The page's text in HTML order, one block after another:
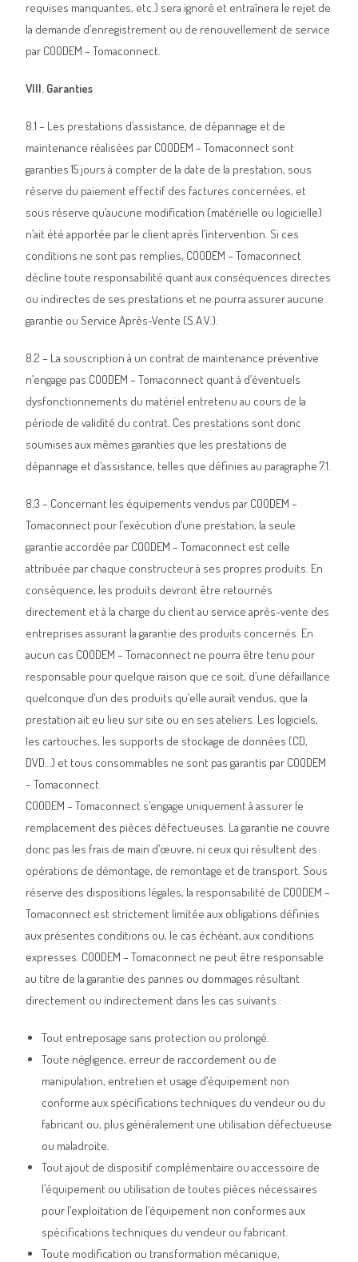
requises manquantes, etc.) sera ignoré et entraînera le rejet de
la demande d’enregistrement ou de renouvellement de service
par COODEM – Tomaconnect.
VIII. Garanties
8.1 – Les prestations d’assistance, de dépannage et de
maintenance réalisées par COODEM – Tomaconnect sont
garanties 15 jours à compter de la date de la prestation, sous
réserve du paiement effectif des factures concernées, et
sous réserve qu’aucune modification (matérielle ou logicielle)
n’ait été apportée par le client après l’intervention. Si ces
conditions ne sont pas remplies, COODEM – Tomaconnect
décline toute responsabilité quant aux conséquences directes
ou indirectes de ses prestations et ne pourra assurer aucune
garantie ou Service Après-Vente (S.A.V.).
8.2 – La souscription à un contrat de maintenance préventive
n’engage pas COODEM – Tomaconnect quant à d’éventuels
dysfonctionnements du matériel entretenu au cours de la
période de validité du contrat. Ces prestations sont donc
soumises aux mêmes garanties que les prestations de
dépannage et d’assistance, telles que définies au paragraphe 7.1.
8.3 – Concernant les équipements vendus par COODEM –
Tomaconnect pour l’exécution d’une prestation, la seule
garantie accordée par COODEM – Tomaconnect est celle
attribuée par chaque constructeur à ses propres produits. En
conséquence, les produits devront être retournés
directement et à la charge du client au service après-vente des
entreprises assurant la garantie des produits concernés. En
aucun cas COODEM – Tomaconnect ne pourra être tenu pour
responsable pour quelque raison que ce soit, d’une défaillance
quelconque d’un des produits qu’elle aurait vendus, que la
prestation ait eu lieu sur site ou en ses ateliers. Les logiciels,
les cartouches, les supports de stockage de données (CD,
DVD…) et tous consommables ne sont pas garantis par COODEM
– Tomaconnect.
COODEM – Tomaconnect s’engage uniquement à assurer le
remplacement des pièces défectueuses. La garantie ne couvre
donc pas les frais de main d’œuvre, ni ceux qui résultent des
opérations de démontage, de remontage et de transport. Sous
réserve des dispositions légales, la responsabilité de COODEM –
Tomaconnect est strictement limitée aux obligations définies
aux présentes conditions ou, le cas échéant, aux conditions
expresses. COODEM – Tomaconnect ne peut être responsable
au titre de la garantie des pannes ou dommages résultant
directement ou indirectement dans les cas suivants :
Tout entreposage sans protection ou prolongé.
Toute négligence, erreur de raccordement ou de
manipulation, entretien et usage d’équipement non
conforme aux spécifications techniques du vendeur ou du
fabricant ou, plus généralement une utilisation défectueuse
ou maladroite.
Tout ajout de dispositif complémentaire ou accessoire de
l’équipement ou utilisation de toutes pièces nécessaires
pour l’exploitation de l’équipement non conformes aux
spécifications techniques du vendeur ou fabricant.
Toute modification ou transformation mécanique,